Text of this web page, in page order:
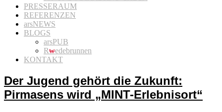
PRESSERAUM
REFERENZEN
arsNEWS
BLOGS
arsPUB
Rwedebrunnen
KONTAKT
Der Jugend gehört die Zukunft:
Pirmasens wird „MINT-Erlebnisort“